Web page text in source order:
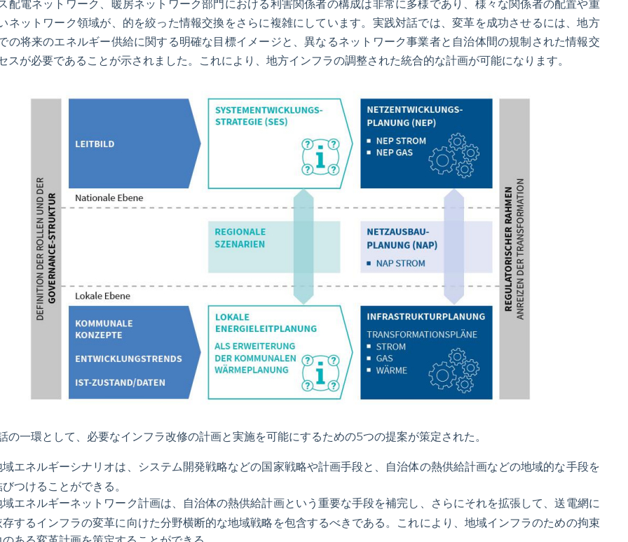
ネットワーク領域が、的を絞った情報交換をさらに複雑にしています。実践対話では、変革を成功させるには、地方
の将来のエネルギー供給に関する明確な目標イメージと、異なるネットワーク事業者と自治体間の規制された情報交
スが必要であることが示されました。これにより、地方インフラの調整された統合的な計画が可能になります。
の一環として、必要なインフラ改修の計画と実施を可能にするための5つの提案が策定された。
エネルギーシナリオは、システム開発戦略などの国家戦略や計画手段と、自治体の熱供給計画などの地域的な手段を
つけることができる。
エネルギーネットワーク計画は、自治体の熱供給計画という重要な手段を補完し、さらにそれを拡張して、送電網に
存するインフラの変革に向けた分野横断的な地域戦略を包含するべきである。これにより、地域インフラのための拘束
ある変革計画を策定することができる。